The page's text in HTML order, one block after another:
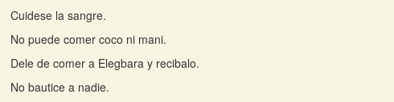
Cuidese la sangre.
No puede comer coco ni mani.
Dele de comer a Elegbara y recibalo.
No bautice a nadie.